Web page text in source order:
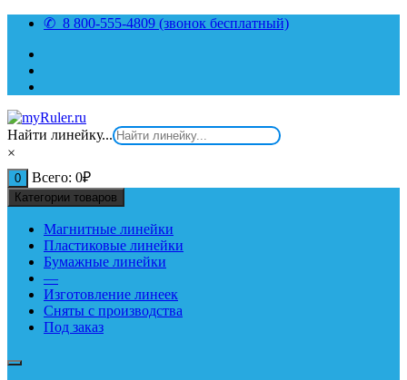
Перейти
содержимому
✆ 8 800-555-4809 (звонок бесплатный)
Найти линейку...
×
0 Всего: 0₽
Категории товаров
Магнитные линейки
Пластиковые линейки
Бумажные линейки
—
Изготовление линеек
Сняты с производства
Под заказ